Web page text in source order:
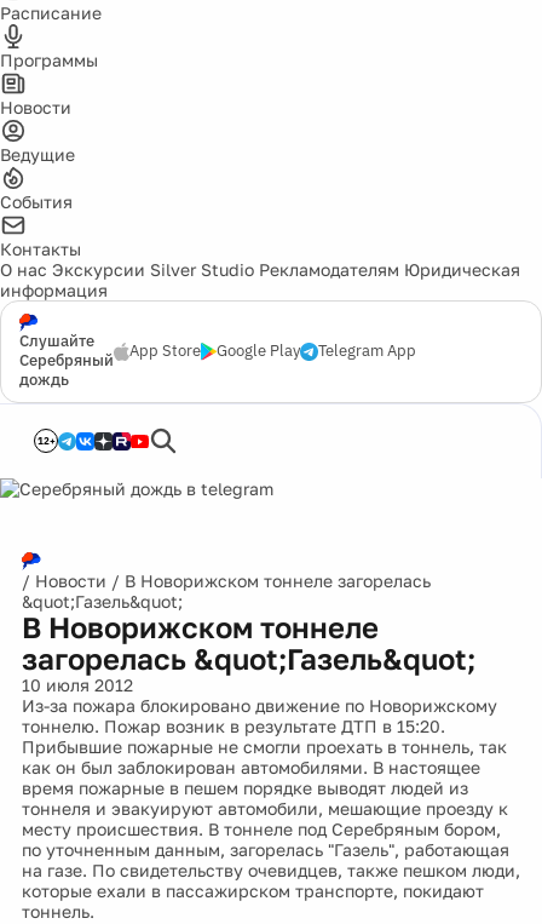
Расписание
Программы
Новости
Ведущие
События
Контакты
О нас Экскурсии Silver Studio Рекламодателям Юридическая
информация
Слушайте
Серебряный
дождь
App Store Google Play Telegram App
12+
/ Новости / В Новорижском тоннеле загорелась
&quot;Газель&quot;
В Новорижском тоннеле
загорелась &quot;Газель&quot;
10 июля 2012
Из-за пожара блокировано движение по Новорижскому
тоннелю. Пожар возник в результате ДТП в 15:20.
Прибывшие пожарные не смогли проехать в тоннель, так
как он был заблокирован автомобилями. В настоящее
время пожарные в пешем порядке выводят людей из
тоннеля и эвакуируют автомобили, мешающие проезду к
месту происшествия. В тоннеле под Серебряным бором,
по уточненным данным, загорелась "Газель", работающая
на газе. По свидетельству очевидцев, также пешком люди,
которые ехали в пассажирском транспорте, покидают
тоннель.